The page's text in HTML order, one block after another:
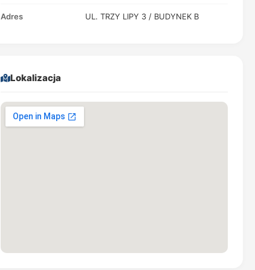
Adres UL. TRZY LIPY 3 / BUDYNEK B
Lokalizacja